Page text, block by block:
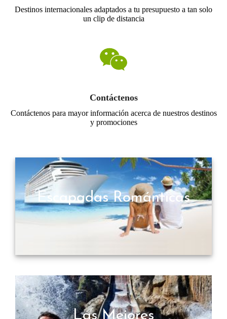
Destinos internacionales adaptados a tu presupuesto a tan solo
un clip de distancia
Contáctenos
Contáctenos para mayor información acerca de nuestros destinos
y promociones
Escapadas Románticas
Las Mejores